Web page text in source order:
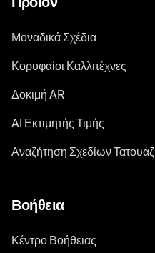
Μοναδικά Σχέδια
Κορυφαίοι Καλλιτέχνες
Δοκιμή AR
AI Εκτιμητής Τιμής
Αναζήτηση Σχεδίων Τατουάζ
Βοήθεια
Κέντρο Βοήθειας